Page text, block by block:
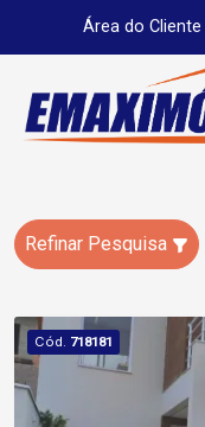
Área do Cliente
Refinar Pesquisa
Cód. 718181